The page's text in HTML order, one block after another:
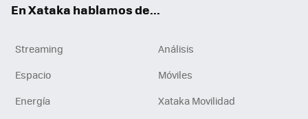
En Xataka hablamos de...
Streaming
Análisis
Espacio
Móviles
Energía
Xataka Movilidad